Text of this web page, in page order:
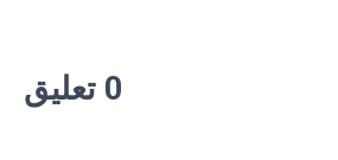
0 تعليق